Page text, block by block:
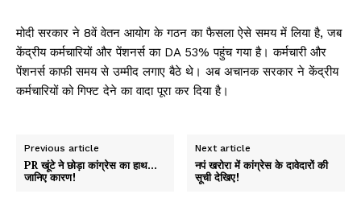
मोदी सरकार ने 8वें वेतन आयोग के गठन का फैसला ऐसे समय में लिया है, जब
केंद्रीय कर्मचारियों और पेंशनर्स का DA 53% पहुंच गया है। कर्मचारी और
पेंशनर्स काफी समय से उम्मीद लगाए बैठे थे। अब अचानक सरकार ने केंद्रीय
कर्मचारियों को गिफ्ट देने का वादा पूरा कर दिया है।
Previous article
PR खूंटे ने छोड़ा कांग्रेस का हाथ…
जानिए कारण!
Next article
नपं खरोरा में कांग्रेस के दावेदारों की
सूची देखिए!